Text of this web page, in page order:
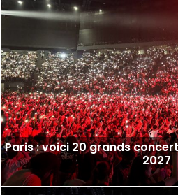
Paris : voici 20 grands
2027